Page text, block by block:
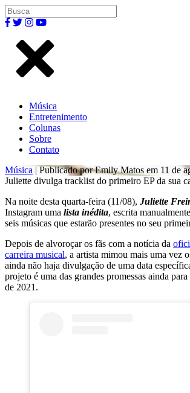
Música
Entretenimento
Colunas
Sobre
Contato
Música | Publicado por Emily Matos em 11 de
Juliette divulga tracklist do primeiro EP da sua
Na noite desta quarta-feira (11/08), Juliette
Instagram uma lista inédita, escrita
seis músicas que estarão presentes no seu
Depois de alvoroçar os fãs com a notícia da
carreira musical, a artista mimou mais uma vez
ainda não haja divulgação de uma data
projeto é uma das grandes promessas ainda
de 2021.